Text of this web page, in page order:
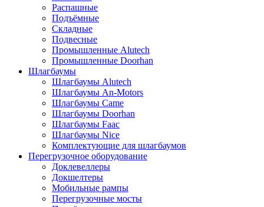
Распашные
Подъёмные
Складные
Подвесные
Промышленные Alutech
Промышленные Doorhan
Шлагбаумы
Шлагбаумы Alutech
Шлагбаумы An-Motors
Шлагбаумы Came
Шлагбаумы Doorhan
Шлагбаумы Faac
Шлагбаумы Nice
Комплектующие для шлагбаумов
Перегрузочное оборудование
Доклевеллеры
Докшелтеры
Мобильные рампы
Перегрузочные мосты